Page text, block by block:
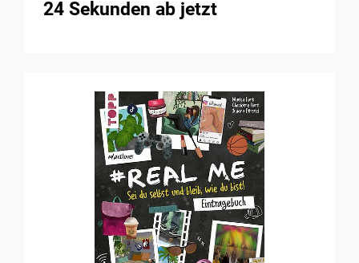
24 Sekunden ab jetzt